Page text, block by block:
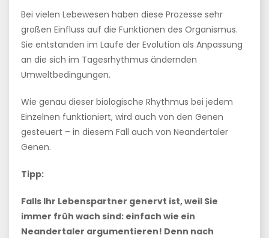
Bei vielen Lebewesen haben diese Prozesse sehr
großen Einfluss auf die Funktionen des Organismus.
Sie entstanden im Laufe der Evolution als Anpassung
an die sich im Tagesrhythmus ändernden
Umweltbedingungen.
Wie genau dieser biologische Rhythmus bei jedem
Einzelnen funktioniert, wird auch von den Genen
gesteuert – in diesem Fall auch von Neandertaler
Genen.
Tipp:
Falls Ihr Lebenspartner genervt ist, weil Sie
immer früh wach sind: einfach wie ein
Neandertaler argumentieren! Denn nach